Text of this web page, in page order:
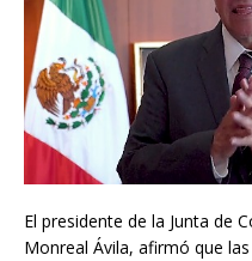
El presidente de la Junta de
Monreal Ávila, afirmó que